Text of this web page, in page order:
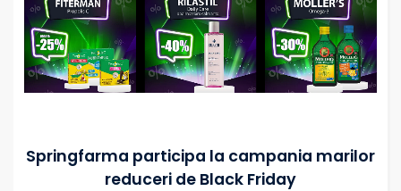
Springfarma participa la campania marilor
reduceri de Black Friday